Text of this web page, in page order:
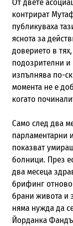
контрират
публикуваха
яснота за
доверието в
подозрителни и
изпълнява по-
момента не е
когато
Само след два
парламентарни
показват
болници. През
два месеца
брифинг отново
брани живота и
няма нужда да
Йорданка